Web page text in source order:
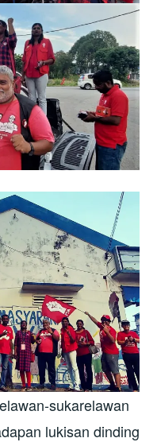
sukarelawan
lukisan dinding